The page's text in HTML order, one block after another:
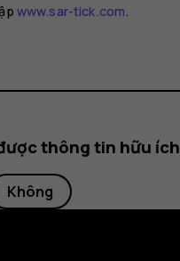
www.sar-tick.com.
thông tin hữu
Không